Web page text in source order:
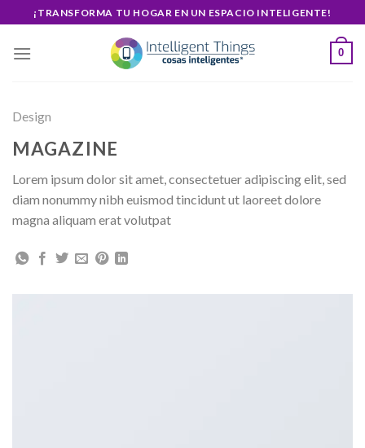
to
content
¡TRANSFORMA TU HOGAR EN UN ESPACIO INTELIGENTE!
0
Design
MAGAZINE
Lorem ipsum dolor sit amet, consectetuer adipiscing elit, sed
diam nonummy nibh euismod tincidunt ut laoreet dolore
magna aliquam erat volutpat